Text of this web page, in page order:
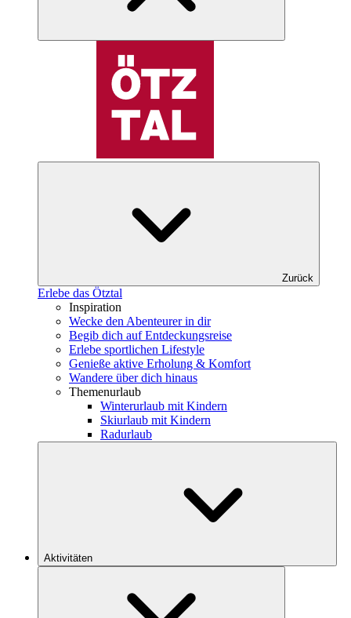
Zurück
Erlebe das Ötztal
Inspiration
Wecke den Abenteurer in dir
Begib dich auf Entdeckungsreise
Erlebe sportlichen Lifestyle
Genieße aktive Erholung & Komfort
Wandere über dich hinaus
Themenurlaub
Winterurlaub mit Kindern
Skiurlaub mit Kindern
Radurlaub
Aktivitäten